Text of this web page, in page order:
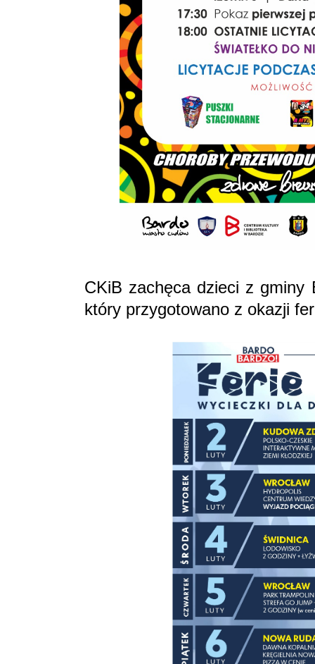
CKiB zachęca dzieci z gminy
który przygotowano z okazji